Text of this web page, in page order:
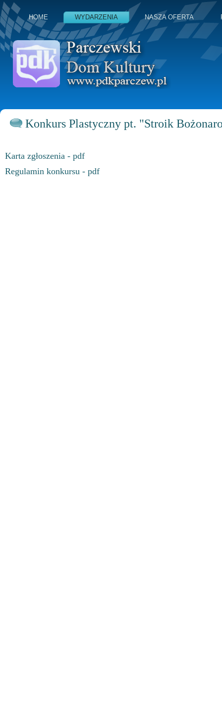
HOME WYDARZENIA NASZA OFERTA
Konkurs Plastyczny pt. "Stroik
Karta zgłoszenia - pdf
Regulamin konkursu - pdf